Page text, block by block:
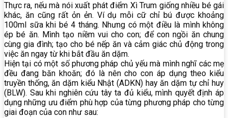
Thực ra, nếu mà nói xuất phát điểm Xì Trum giống nhiều bé gái
khác, ăn cũng rất ỏn ẻn. Ví dụ mỗi cữ chỉ bú được khoảng
100ml sữa khi bé 4 tháng. Nhưng có một điều là mình không
ép bé ăn. Mình tạo niềm vui cho con; để con ngồi ăn chung
cùng gia đình; tạo cho bé nếp ăn và cảm giác chủ động trong
việc ăn ngay từ khi bắt đầu ăn dặm.
Hiện tại có một số phương pháp chủ yếu mà mình nghĩ các mẹ
đều đang băn khoăn; đó là nên cho con áp dụng theo kiểu
truyền thống, ăn dặm kiểu Nhật (ADKN) hay ăn dặm tự chỉ huy
(BLW). Sau khi nghiên cứu tây ta đủ kiểu, mình quyết định áp
dụng những ưu điểm phù hợp của từng phương pháp cho từng
giai đoạn của con như sau: